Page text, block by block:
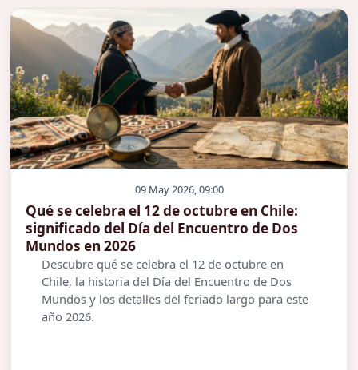
09 May 2026, 09:00
Qué se celebra el 12 de octubre en Chile:
significado del Día del Encuentro de Dos
Mundos en 2026
Descubre qué se celebra el 12 de octubre en
Chile, la historia del Día del Encuentro de Dos
Mundos y los detalles del feriado largo para este
año 2026.